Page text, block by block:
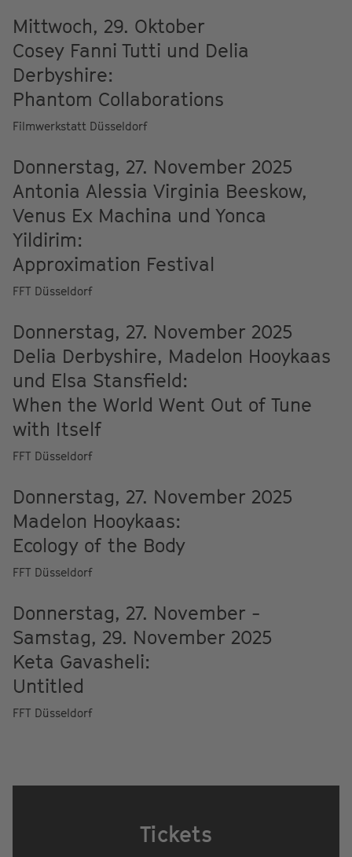
Mittwoch, 29. Oktober
Cosey Fanni Tutti und Delia
Derbyshire:
Phantom Collaborations
Filmwerkstatt Düsseldorf
Donnerstag, 27. November 2025
Antonia Alessia Virginia Beeskow,
Venus Ex Machina und Yonca
Yildirim:
Approximation Festival
FFT Düsseldorf
Donnerstag, 27. November 2025
Delia Derbyshire, Madelon Hooykaas
und Elsa Stansfield:
When the World Went Out of Tune
with Itself
FFT Düsseldorf
Donnerstag, 27. November 2025
Madelon Hooykaas:
Ecology of the Body
FFT Düsseldorf
Donnerstag, 27. November -
Samstag, 29. November 2025
Keta Gavasheli:
Untitled
FFT Düsseldorf
Tickets